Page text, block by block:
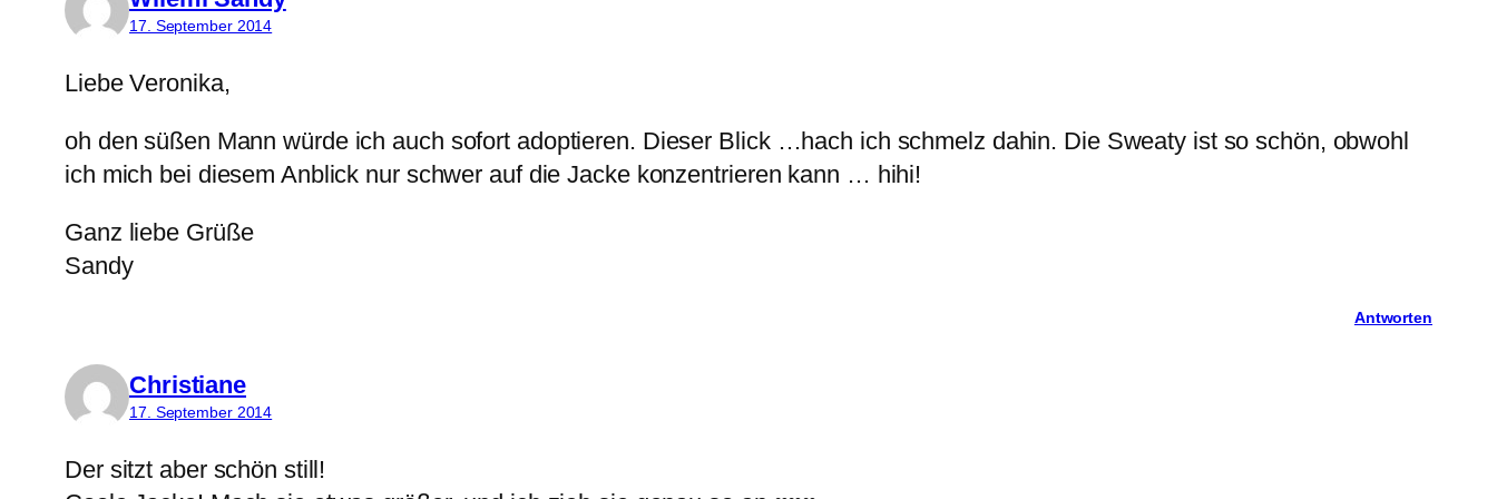
17. September 2014
Liebe Veronika,
oh den süßen Mann würde ich auch sofort adoptieren. Dieser Blick …hach ich schmelz dahin. Die Sweaty ist so schön, obwohl
ich mich bei diesem Anblick nur schwer auf die Jacke konzentrieren kann … hihi!
Ganz liebe Grüße
Sandy
Antworten
Christiane
17. September 2014
Der sitzt aber schön still!